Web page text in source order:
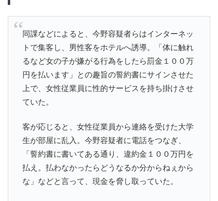
同課などによると、今野容疑者らはインターネッ
トで集客し、男性客をホテルへ誘導。「体に触れ
るなど女の子が嫌がる行為をしたら罰金１００万
円を払います」との趣旨の誓約書にサインさせた
上で、女性従業員に性的サービスを持ち掛けさせ
ていた。
客が応じると、女性従業員から連絡を受けた大学
生が部屋に乱入。今野容疑者に電話をつなぎ、
「誓約書に書いてある通り、違約金１００万円を
払え。払わなかったらどうなるか分からねぇから
な」などと言って、現金を脅し取っていた。